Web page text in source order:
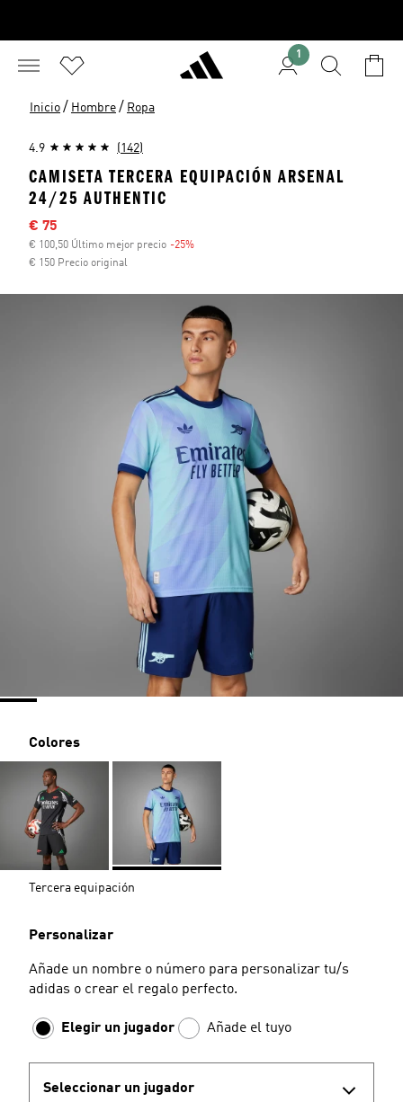
1
Inicio / Hombre / Ropa
4.9 (142)
CAMISETA TERCERA EQUIPACIÓN ARSENAL
24/25 AUTHENTIC
Precio rebajado
€ 75
€ 100,50 Último mejor precio -25%
€ 150 Precio original
Colores
Tercera equipación
Personalizar
Añade un nombre o número para personalizar tu/s
adidas o crear el regalo perfecto.
Elegir un jugador Añade el tuyo
Seleccionar un jugador